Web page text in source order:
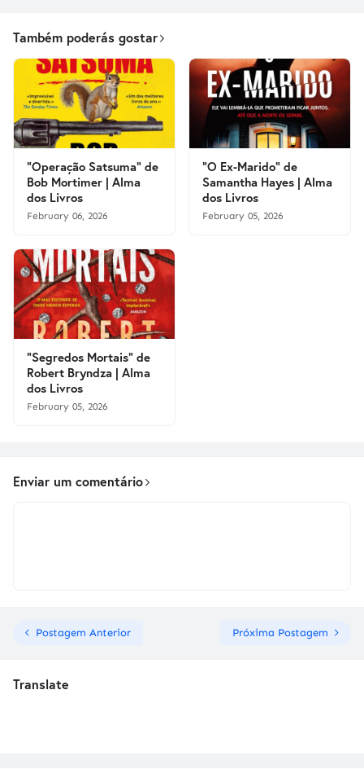
Também poderás gostar
"Operação Satsuma" de
Bob Mortimer | Alma
dos Livros
February 06, 2026
"O Ex-Marido" de
Samantha Hayes | Alma
dos Livros
February 05, 2026
"Segredos Mortais" de
Robert Bryndza | Alma
dos Livros
February 05, 2026
Enviar um comentário
Postagem Anterior Próxima Postagem
Translate